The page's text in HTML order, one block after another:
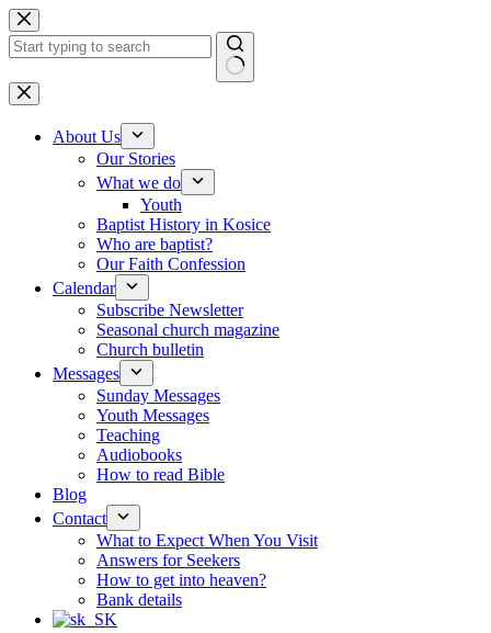
Skip to content
No results
About Us
Our Stories
What we do
Youth
Baptist History in Kosice
Who are baptist?
Our Faith Confession
Calendar
Subscribe Newsletter
Seasonal church magazine
Church bulletin
Messages
Sunday Messages
Youth Messages
Teaching
Audiobooks
How to read Bible
Blog
Contact
What to Expect When You Visit
Answers for Seekers
How to get into heaven?
Bank details